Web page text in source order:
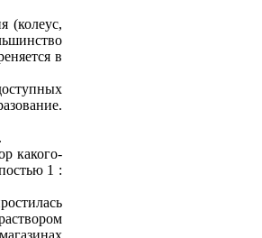
(колеус,
в
какого-
1 :